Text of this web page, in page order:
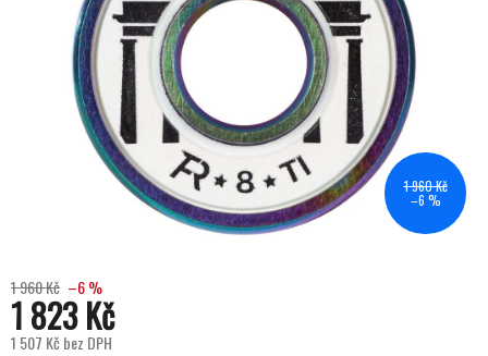
1 960 Kč
–6 %
1 960 Kč –6 %
1 823 Kč
1 507 Kč bez DPH